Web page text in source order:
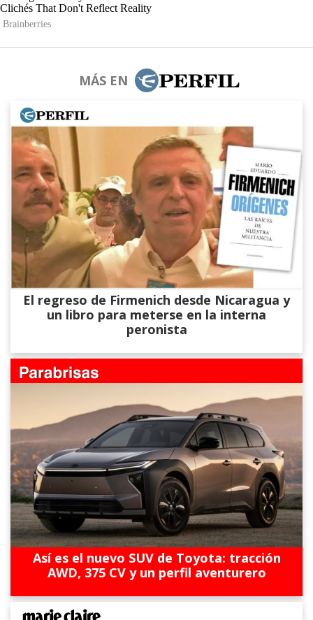
MÁS EN
El regreso de Firmenich desde Nicaragua y
un libro para meterse en la interna
peronista
Así es el nuevo SUV de Toyota: tracción
AWD, 375 CV y un perfil aventurero